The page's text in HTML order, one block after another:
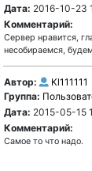
Дата: 2016-10-23
Комментарий:
Сервер нравится,
несобираемся,
Автор:
Kl111111
Группа:
Дата: 2015-05-15
Комментарий:
Самое то что надо.